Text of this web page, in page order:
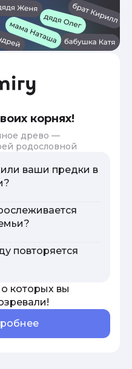
корнях!
древо —
родословной
ваши предки в
повторяется
которых вы